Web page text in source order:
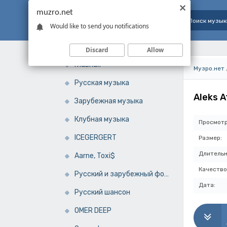
Главная
Русская музыка
Зарубежная музыка
Клубная музыка
ICEGERGERT
Aarne, Toxi$
Русский и зарубежный фонк
Русский шансон
OMER DEEP
Музро.нет
Aleks
Размер:
Дата:
muzro.net
Would like to send you notifications
Discard Allow